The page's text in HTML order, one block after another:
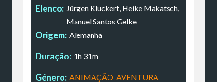
Elenco: Jürgen Kluckert, Heike Makatsch,
Manuel Santos Gelke
Origem: Alemanha
Duração: 1h 31m
Género: ANIMAÇÃO, AVENTURA